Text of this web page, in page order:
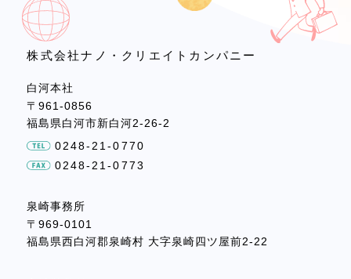
株式会社ナノ・クリエイトカンパニー
白河本社
〒961-0856
福島県白河市新白河2-26-2
0248-21-0770
0248-21-0773
泉崎事務所
〒969-0101
福島県西白河郡泉崎村 大字泉崎四ツ屋前2-22